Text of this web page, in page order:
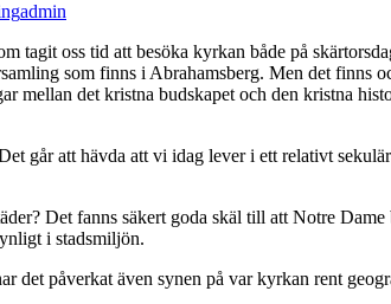
admin
tagit oss tid att besöka kyrkan både på
som finns i Abrahamsberg. Men det finns
mellan det kristna budskapet och den kristna
går att hävda att vi idag lever i ett relativt
Det fanns säkert goda skäl till att Notre
i stadsmiljön.
det påverkat även synen på var kyrkan rent